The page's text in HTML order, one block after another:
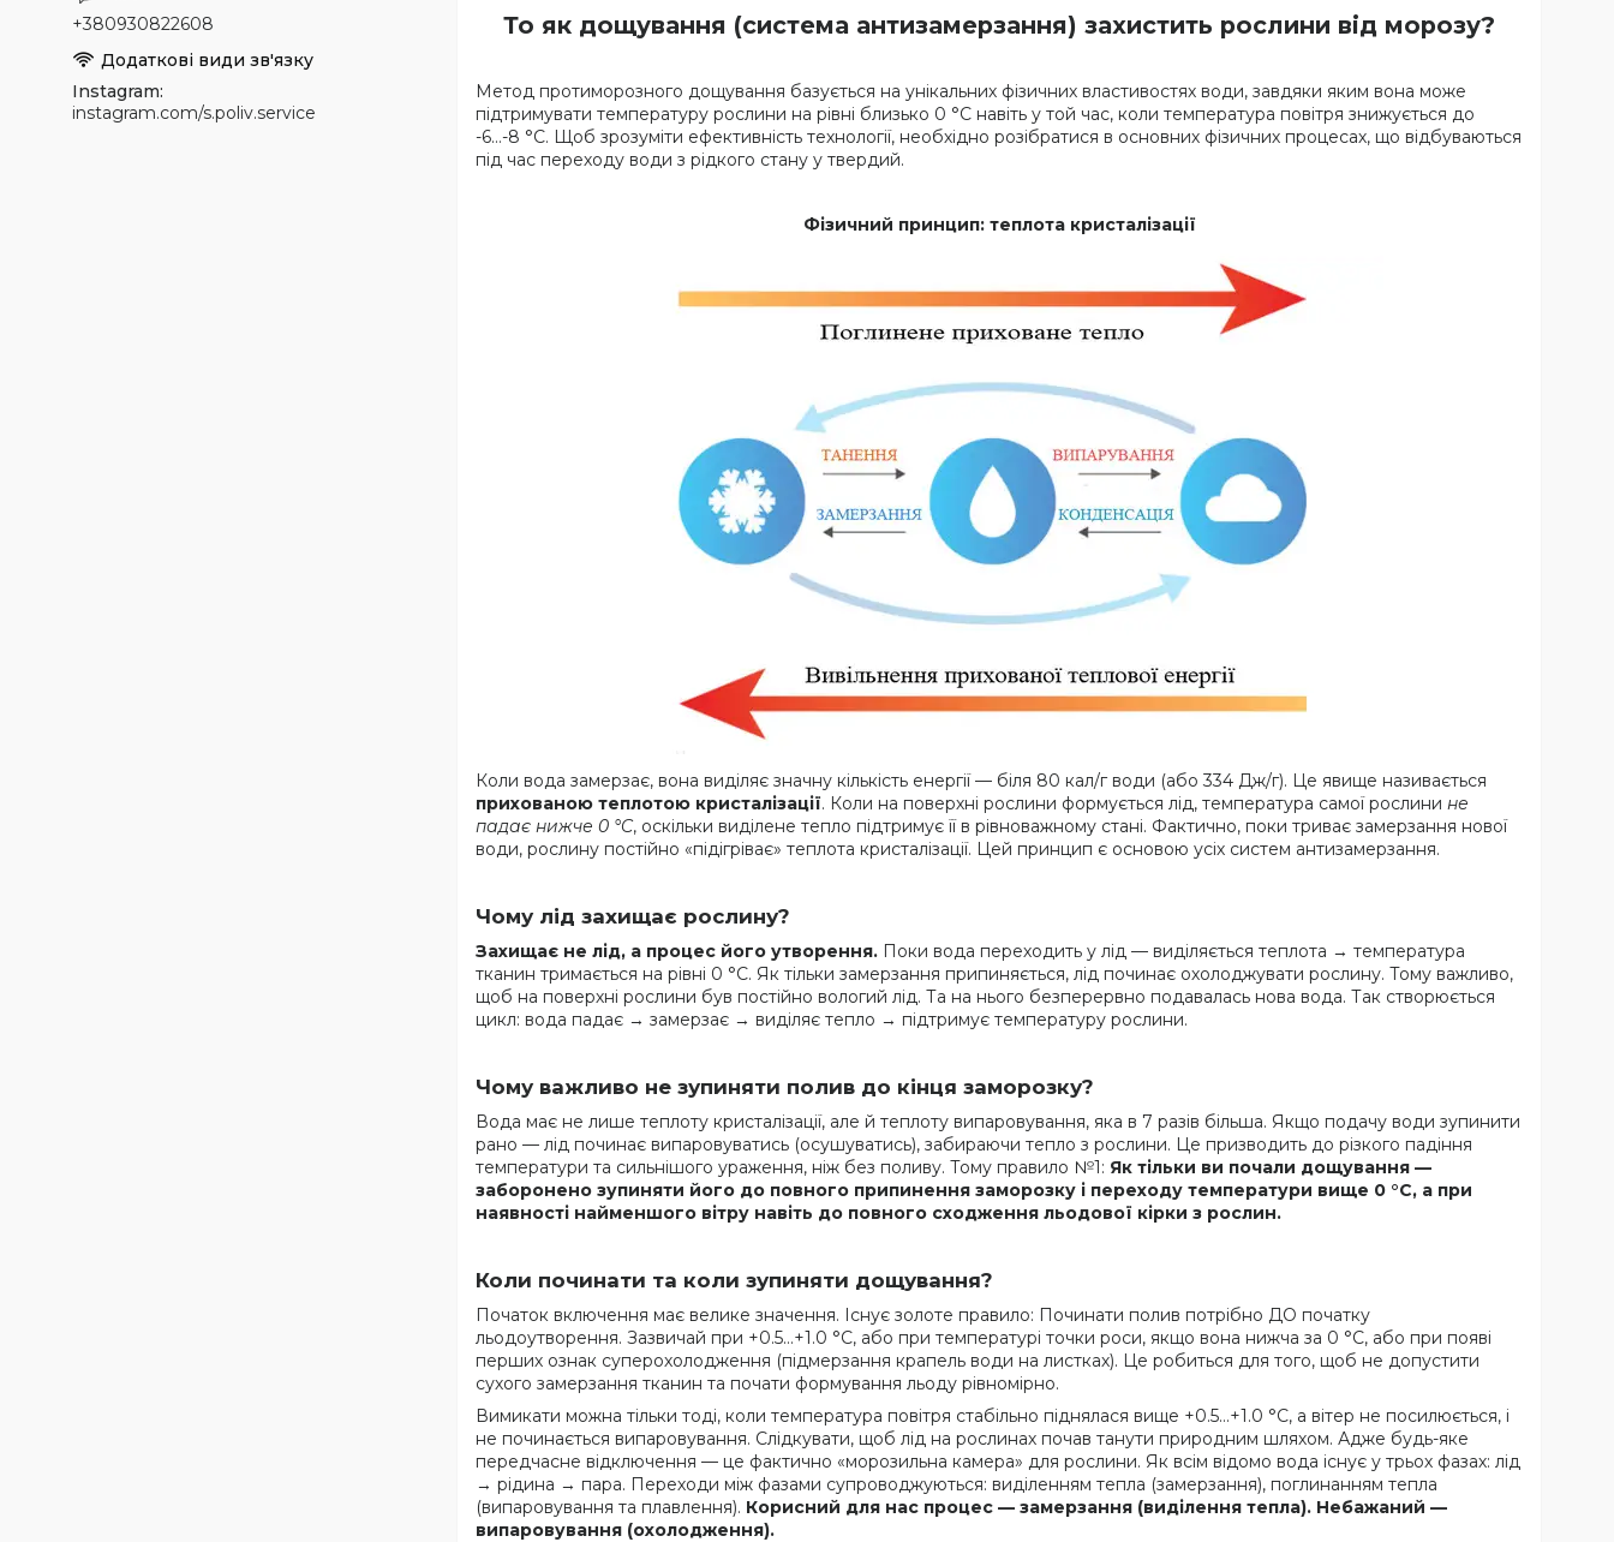
То як дощування (система антизамерзання) захистить рослини від морозу?
Метод протиморозного дощування базується на унікальних фізичних властивостях води, завдяки яким вона може
підтримувати температуру рослини на рівні близько 0 °C навіть у той час, коли температура повітря знижується до
-6…-8 °C. Щоб зрозуміти ефективність технології, необхідно розібратися в основних фізичних процесах, що відбуваються
під час переходу води з рідкого стану у твердий.
Фізичний принцип: теплота кристалізації
Коли вода замерзає, вона виділяє значну кількість енергії — біля 80 кал/г води (або 334 Дж/г). Це явище називається
прихованою теплотою кристалізації. Коли на поверхні рослини формується лід, температура самої рослини не
падає нижче 0 °C, оскільки виділене тепло підтримує її в рівноважному стані. Фактично, поки триває замерзання нової
води, рослину постійно «підігріває» теплота кристалізації. Цей принцип є основою усіх систем антизамерзання.
Чому лід захищає рослину?
Захищає не лід, а процес його утворення. Поки вода переходить у лід — виділяється теплота → температура
тканин тримається на рівні 0 °C. Як тільки замерзання припиняється, лід починає охолоджувати рослину. Тому важливо,
щоб на поверхні рослини був постійно вологий лід. Та на нього безперервно подавалась нова вода. Так створюється
цикл: вода падає → замерзає → виділяє тепло → підтримує температуру рослини.
Чому важливо не зупиняти полив до кінця заморозку?
Вода має не лише теплоту кристалізації, але й теплоту випаровування, яка в 7 разів більша. Якщо подачу води зупинити
рано — лід починає випаровуватись (осушуватись), забираючи тепло з рослини. Це призводить до різкого падіння
температури та сильнішого ураження, ніж без поливу. Тому правило №1: Як тільки ви почали дощування —
заборонено зупиняти його до повного припинення заморозку і переходу температури вище 0 °C, а при
наявності найменшого вітру навіть до повного сходження льодової кірки з рослин.
Коли починати та коли зупиняти дощування?
Початок включення має велике значення. Існує золоте правило: Починати полив потрібно ДО початку
льодоутворення. Зазвичай при +0.5…+1.0 °C, або при температурі точки роси, якщо вона нижча за 0 °C, або при появі
перших ознак суперохолодження (підмерзання крапель води на листках). Це робиться для того, щоб не допустити
сухого замерзання тканин та почати формування льоду рівномірно.
Вимикати можна тільки тоді, коли температура повітря стабільно піднялася вище +0.5…+1.0 °C, а вітер не посилюється, і
не починається випаровування. Слідкувати, щоб лід на рослинах почав танути природним шляхом. Адже будь-яке
передчасне відключення — це фактично «морозильна камера» для рослини. Як всім відомо вода існує у трьох фазах: лід
→ рідина → пара. Переходи між фазами супроводжуються: виділенням тепла (замерзання), поглинанням тепла
(випаровування та плавлення). Корисний для нас процес — замерзання (виділення тепла). Небажаний —
випаровування (охолодження).
+380930822608
Instagram
instagram.com/s.poliv.service